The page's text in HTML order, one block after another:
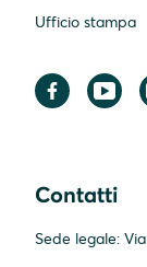
Ufficio stampa
Contatti
Sede legale: